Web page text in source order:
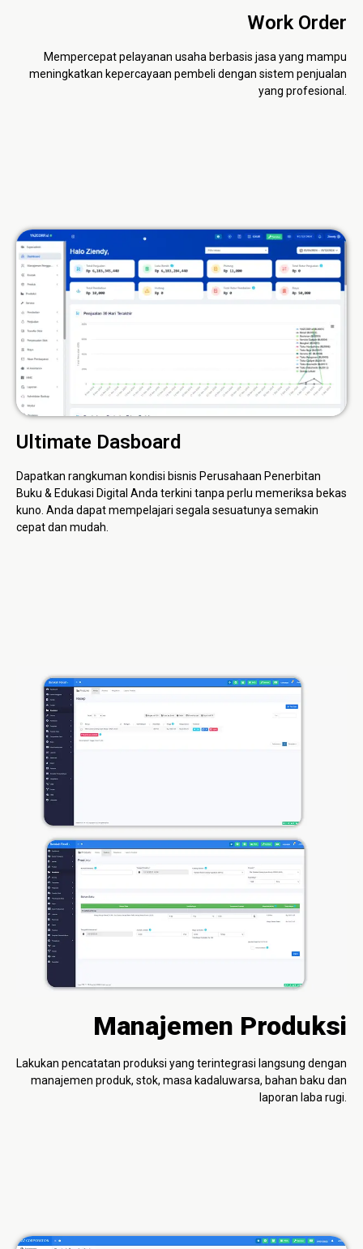
Work Order
Mempercepat pelayanan usaha berbasis jasa yang mampu
meningkatkan kepercayaan pembeli dengan sistem penjualan
yang profesional.
Ultimate Dasboard
Dapatkan rangkuman kondisi bisnis Perusahaan Penerbitan
Buku & Edukasi Digital Anda terkini tanpa perlu memeriksa bekas
kuno. Anda dapat mempelajari segala sesuatunya semakin
cepat dan mudah.
Manajemen Produksi
Lakukan pencatatan produksi yang terintegrasi langsung dengan
manajemen produk, stok, masa kadaluwarsa, bahan baku dan
laporan laba rugi.